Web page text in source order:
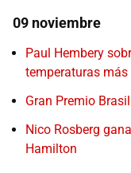
09 noviembre
Paul Hembery
temperaturas
Gran Premio
Nico Rosberg
Hamilton